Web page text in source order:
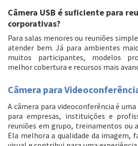
Câmera USB é suficiente para
corporativas?
Para salas menores ou reuniões
atender bem. Já para ambientes
muitos participantes, modelos
melhor cobertura e recursos mais
Câmera para
A câmera para videoconferência é
para empresas, instituições e
reuniões em grupo, treinamentos ou
Ela melhora a qualidade da imagem,